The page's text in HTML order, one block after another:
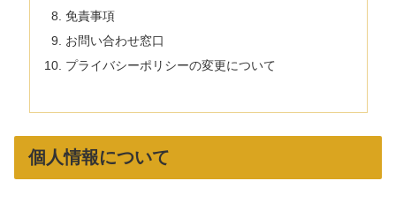
免責事項
お問い合わせ窓口
プライバシーポリシーの変更について
個人情報について